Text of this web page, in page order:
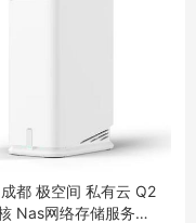
都 极空间 私有云 Q2
Nas网络存储服务器